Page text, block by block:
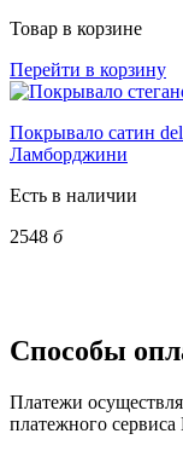
Товар в корзине
Перейти в корзину
Покрывало сатин
Ламборджини
Есть в наличии
2548 б
Способы
Платежи
платежного